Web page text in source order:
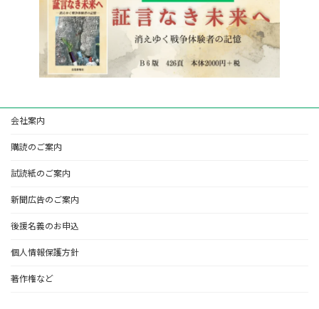
会社案内
購読のご案内
試読紙のご案内
新聞広告のご案内
後援名義のお申込
個人情報保護方針
著作権など